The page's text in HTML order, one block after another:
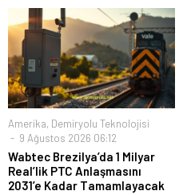
Amerika, Demiryolu Teknolojisi
9 Ağustos 2026 06:12
Wabtec Brezilya’da 1 Milyar
Real’lik PTC Anlaşmasını
2031’e Kadar Tamamlayacak